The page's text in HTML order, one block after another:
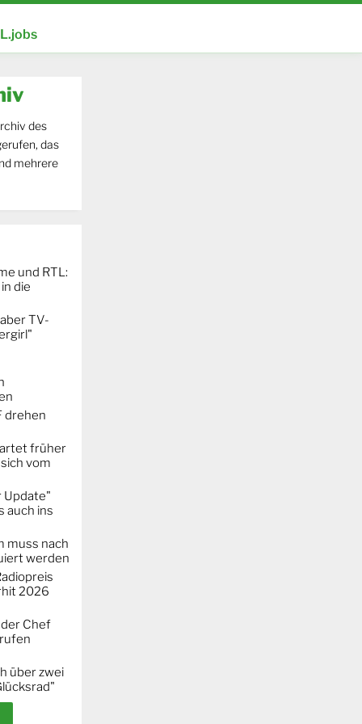
des
das
mehrere
und RTL:
die
TV-
drehen
früher
vom
Update"
auch ins
muss nach
werden
2026
Chef
über zwei